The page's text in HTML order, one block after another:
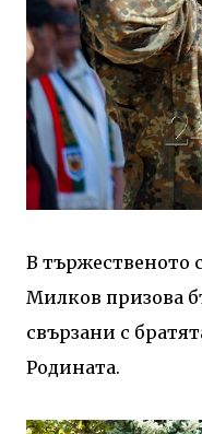
В тържественото
Милков призова
свързани с
Родината.